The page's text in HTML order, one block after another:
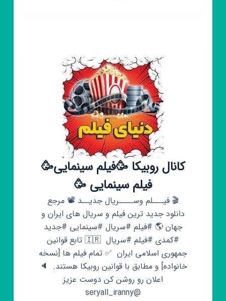
کانال روبیکا 🥳فیلم سینمایی🥳
فیلم سینمایی 🥳
🎬 فیـــلم وســــریال جدیــد 📽 مرجع
دانلود جدید ترین فیلم و سریال های ایران و
جهان 🌎 #فیلم #سریال #سینمایی #جدید
#کمدی #فیلم #سریال ‌ ‌🇮🇷 تابع قوانین
جمهوری اسلامی ایران ‌ ✅ تمام فیلم ها [نسخه
خانواده] و مطابق با قوانین روبیکا هستند‌. ‌‌ 🔈
اعلان رو روشن کن دوست عزیز
@seryall_iranny